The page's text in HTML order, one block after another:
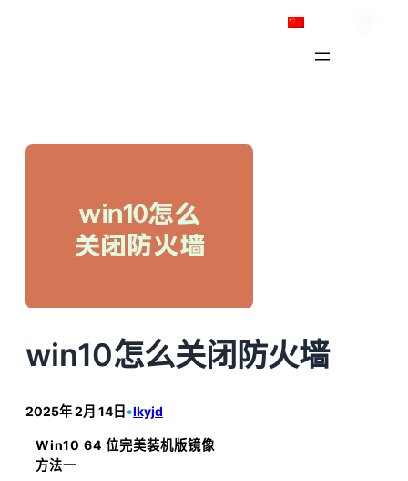
win10怎么关闭防火墙
2025年 2月 14日 •lkyjd
Win10 64 位完美装机版镜像
方法一